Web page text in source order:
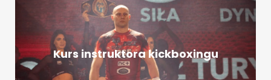
Kurs instruktora kickboxingu